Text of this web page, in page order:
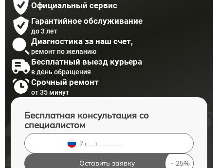
Официальный сервис
Гарантийное обслуживание
до 3 лет
Диагностика за наш счет,
ремонт по желанию
Бесплатный выезд курьера
в день обращения
Срочный ремонт
от 35 минут
Бесплатная консультация со
специалистом
Оставить заявку